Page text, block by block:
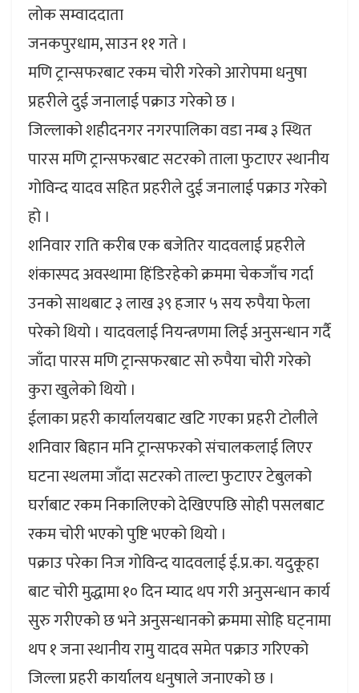
लोक सम्वाददाता
जनकपुरधाम, साउन ११ गते ।
मणि ट्रान्सफरबाट रकम चोरी गरेको आरोपमा धनुषा
प्रहरीले दुई जनालाई पक्राउ गरेको छ ।
जिल्लाको शहीदनगर नगरपालिका वडा नम्ब ३ स्थित
पारस मणि ट्रान्सफरबाट सटरको ताला फुटाएर स्थानीय
गोविन्द यादव सहित प्रहरीले दुई जनालाई पक्राउ गरेको
हो ।
शनिवार राति करीब एक बजेतिर यादवलाई प्रहरीले
शंकास्पद अवस्थामा हिंडिरहेको क्रममा चेकजाँच गर्दा
उनको साथबाट ३ लाख ३९ हजार ५ सय रुपैया फेला
परेको थियो । यादवलाई नियन्त्रणमा लिई अनुसन्धान गर्दै
जाँदा पारस मणि ट्रान्सफरबाट सो रुपैया चोरी गरेको
कुरा खुलेको थियो ।
ईलाका प्रहरी कार्यालयबाट खटि गएका प्रहरी टोलीले
शनिवार बिहान मनि ट्रान्सफरको संचालकलाई लिएर
घटना स्थलमा जाँदा सटरको ताल्टा फुटाएर टेबुलको
घर्राबाट रकम निकालिएको देखिएपछि सोही पसलबाट
रकम चोरी भएको पुष्टि भएको थियो ।
पक्राउ परेका निज गोविन्द यादवलाई ई.प्र.का. यदुकूहा
बाट चोरी मुद्धामा १० दिन म्याद थप गरी अनुसन्धान कार्य
सुरु गरीएको छ भने अनुसन्धानको क्रममा सोहि घट्नामा
थप १ जना स्थानीय रामु यादव समेत पक्राउ गरिएको
जिल्ला प्रहरी कार्यालय धनुषाले जनाएको छ ।